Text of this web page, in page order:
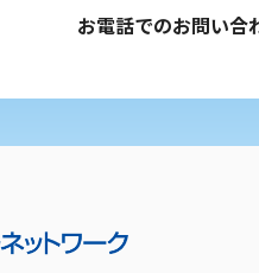
お電話でのお問い合